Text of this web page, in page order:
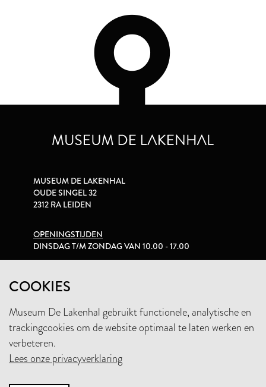
COOKIES
Museum De Lakenhal gebruikt functionele, analytische en
trackingcookies om de website optimaal te laten werken en
verbeteren.
Lees onze privacyverklaring
MUSEUM DE LAKENHAL
OUDE SINGEL 32
2312 RA LEIDEN
OPENINGSTIJDEN
DINSDAG T/M ZONDAG VAN 10.00 - 17.00
+31 (0)71 5165360
INFO@LAKENHAL.NL
STEUN HET MUSEUM